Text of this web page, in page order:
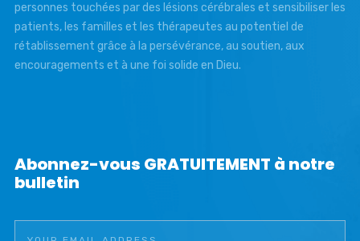
personnes touchées par des lésions cérébrales et sensibiliser les
patients, les familles et les thérapeutes au potentiel de
rétablissement grâce à la persévérance, au soutien, aux
encouragements et à une foi solide en Dieu.
Abonnez-vous GRATUITEMENT à notre
bulletin